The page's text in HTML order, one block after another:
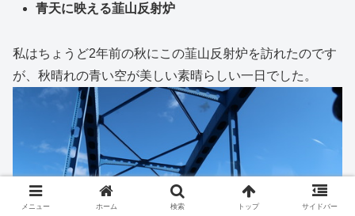
青天に映える韮山反射炉
私はちょうど2年前の秋にこの韮山反射炉を訪れたのです
が、秋晴れの青い空が美しい素晴らしい一日でした。
メニュー ホーム 検索 トップ サイドバー